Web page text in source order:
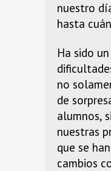
nuestro
hasta
Ha sido
no
de
alumnos,
nuestras
que se
cambios